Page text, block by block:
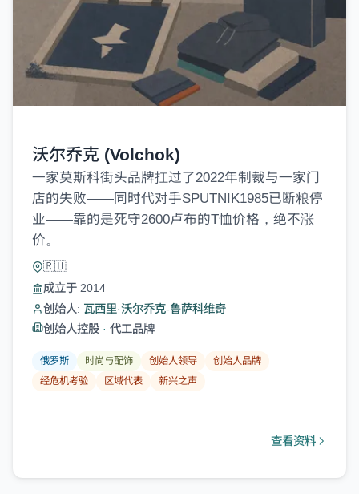
沃尔乔克 (Volchok)
一家莫斯科街头品牌扛过了2022年制裁与一家门
店的失败——同时代对手SPUTNIK1985已断粮停
业——靠的是死守2600卢布的T恤价格，绝不涨
价。
🇷🇺
成立于 2014
创始人: 瓦西里·沃尔乔克-鲁萨科维奇
创始人控股 · 代工品牌
俄罗斯 时尚与配饰 创始人领导
创始人品牌
经危机考验
区域代表 新兴之声
查看资料